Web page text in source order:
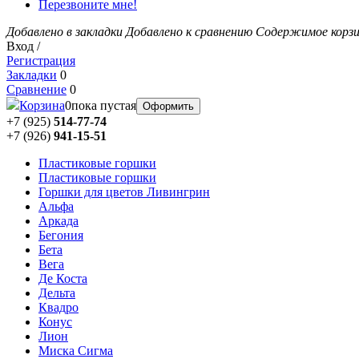
Перезвоните мне!
Добавлено в закладки Добавлено к сравнению Содержимое
Вход /
Регистрация
Закладки 0
Сравнение 0
Корзина0пока пустая Оформить
+7 (925) 514-77-74
+7 (926) 941-15-51
Пластиковые горшки
Пластиковые горшки
Горшки для цветов Ливингрин
Альфа
Аркада
Бегония
Бета
Вега
Де Коста
Дельта
Квадро
Конус
Лион
Миска Сигма